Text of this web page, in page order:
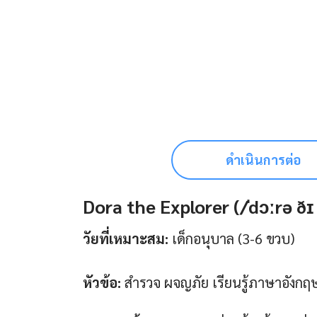
ดำเนินการต่อ
Dora the Explorer (/ˈdɔːrə ðɪ
วัยที่เหมาะสม: เด็กอนุบาล (3-6 ขวบ)
หัวข้อ: สำรวจ ผจญภัย เรียนรู้ภาษาอังก